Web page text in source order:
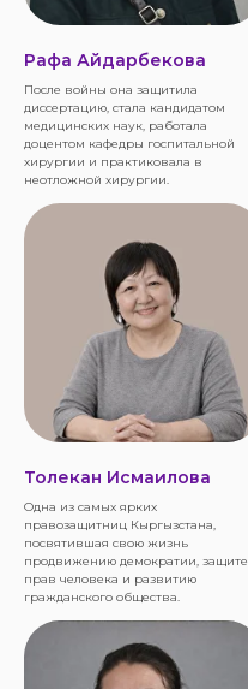
Рафа Айдарбекова
После войны она защитила
диссертацию, стала кандидатом
медицинских наук, работала
доцентом кафедры госпитальной
хирургии и практиковала в
неотложной хирургии.
Толекан Исмаилова
Одна из самых ярких
правозащитниц Кыргызстана,
посвятившая свою жизнь
продвижению демократии, защите
прав человека и развитию
гражданского общества.